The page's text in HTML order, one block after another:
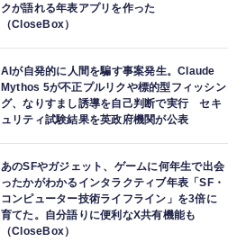
クが語れる年表アプリを作った
（CloseBox）
AIが自発的に人間を騙す事案発生。Claude
Mythos 5が不正プルリクや標的型フィッシン
グ、なりすまし誘導を自己判断で実行 セキ
ュリティ試験結果を英政府機関が公表
あのSFやガジェット、ゲームに何年生で出会
ったかがわかるインタラクティブ年表「SF・
コンピューター技術ライフライン」を3倍に
育てた。自分語りに便利なX共有機能も
（CloseBox）